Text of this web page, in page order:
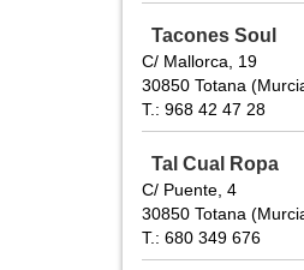
Tacones Soul
C/ Mallorca, 19
30850 Totana
T.: 968 42 47 28
Tal Cual Ropa
C/ Puente, 4
30850 Totana
T.: 680 349 676